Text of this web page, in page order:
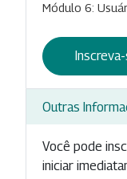
Módulo 6:
Outras
Você pode
iniciar